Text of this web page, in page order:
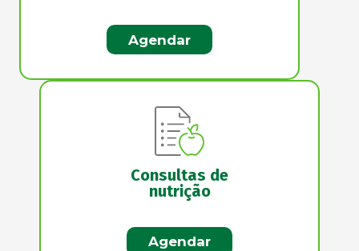
Agendar
Consultas de
nutrição
Agendar